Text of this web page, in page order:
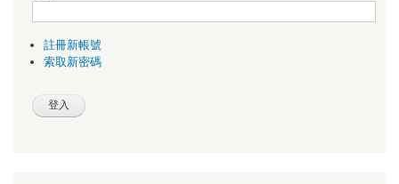
註冊新帳號
索取新密碼